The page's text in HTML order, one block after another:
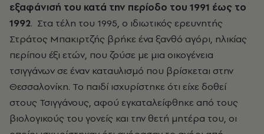
εξαφάνισή του κατά την περίοδο του 1991 έως το
1992. Στα τέλη του 1995, ο ιδιωτικός ερευνητής
Στράτος Μπακιρτζής βρήκε ένα ξανθό αγόρι, ηλικίας
περίπου έξι ετών, που ζούσε με μια οικογένεια
τσιγγάνων σε έναν καταυλισμό που βρίσκεται στην
Θεσσαλονίκη. Το παιδί ισχυρίστηκε ότι είχε δοθεί
στους Τσιγγάνους, αφού εγκαταλείφθηκε από τους
βιολογικούς του γονείς και την θετή μητέρα του, οι